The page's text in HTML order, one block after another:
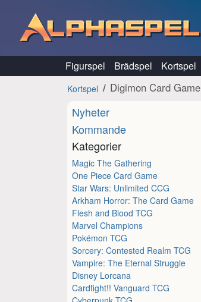
Figurspel Brädspel Kortspel
Kortspel Digimon Card Game
Nyheter
Kommande
Kategorier
Magic The Gathering
One Piece Card Game
Star Wars: Unlimited CCG
Arkham Horror: The Card Game
Flesh and Blood TCG
Marvel Champions
Pokémon TCG
Sorcery: Contested Realm TCG
Vampire: The Eternal Struggle
Disney Lorcana
Cardfight!! Vanguard TCG